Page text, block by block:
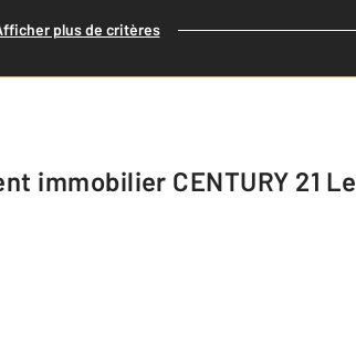
plus de critères
immobilier CENTURY 21